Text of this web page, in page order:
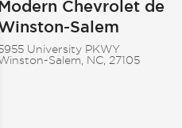
Chevrolet de
Salem
University PKWY
Salem, NC, 27105